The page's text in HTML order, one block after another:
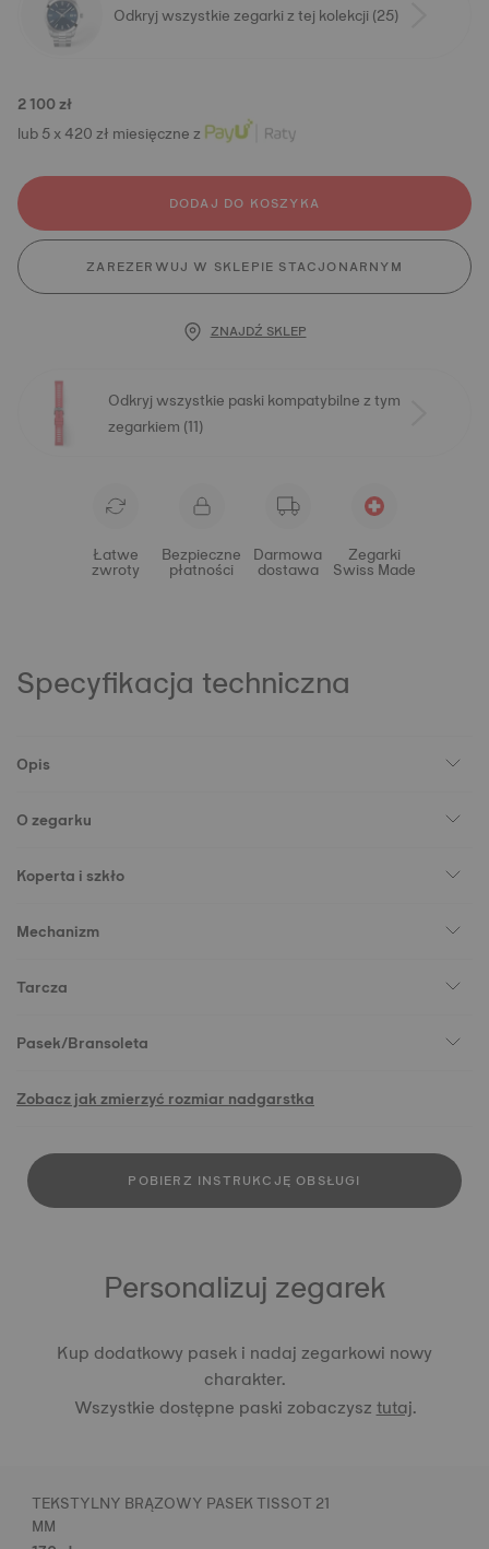
Odkryj wszystkie zegarki z tej kolekcji (25)
2 100 zł
lub 5 x 420 zł miesięczne z
DODAJ DO KOSZYKA
ZAREZERWUJ W SKLEPIE STACJONARNYM
ZNAJDŹ SKLEP
Odkryj wszystkie paski kompatybilne z tym
zegarkiem (11)
Łatwe
zwroty
Bezpieczne
płatności
Darmowa
dostawa
Zegarki
Swiss Made
Specyfikacja techniczna
Opis
O zegarku
Koperta i szkło
Mechanizm
Tarcza
Pasek/Bransoleta
Zobacz jak zmierzyć rozmiar nadgarstka
POBIERZ INSTRUKCJĘ OBSŁUGI
Personalizuj zegarek
Kup dodatkowy pasek i nadaj zegarkowi nowy
charakter.
Wszystkie dostępne paski zobaczysztutaj.
TEKSTYLNY BRĄZOWY PASEK TISSOT 21
MM